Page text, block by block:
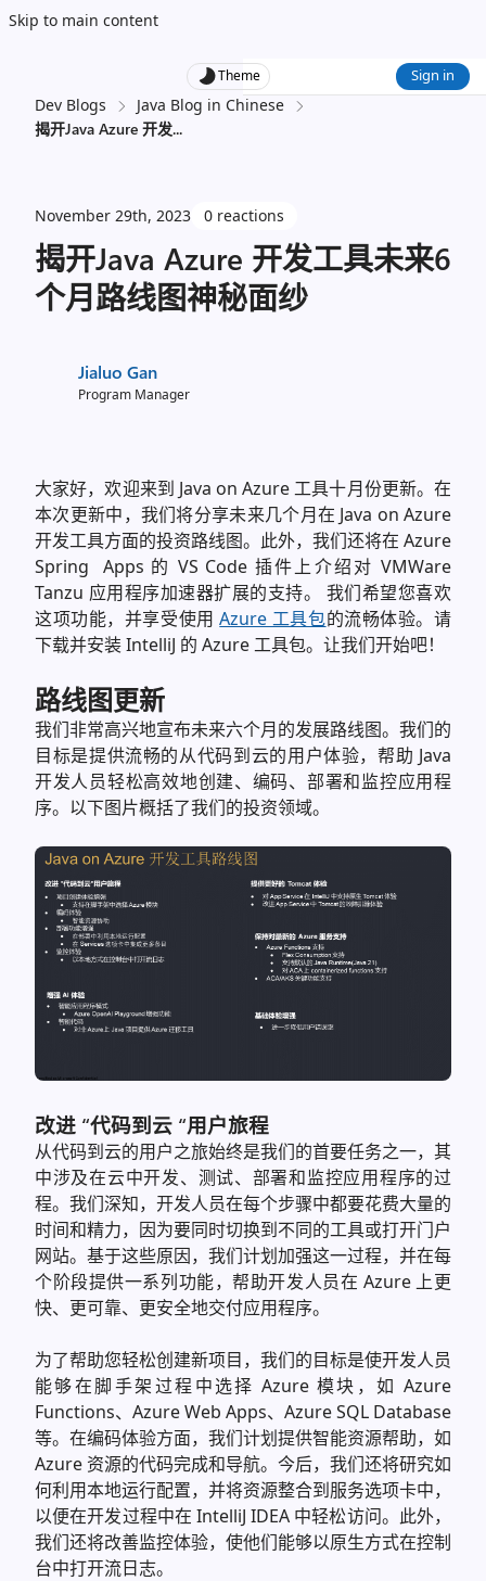
Skip to main content
Theme Sign in
Dev Blogs
Java Blog in Chinese
揭开Java Azure 开发...
November 29th, 2023 0 reactions
揭开Java Azure 开发工具未来6
个月路线图神秘面纱
Jialuo Gan
Program Manager
大家好，欢迎来到 Java on Azure 工具十月份更新。在
本次更新中，我们将分享未来几个月在 Java on Azure
开发工具方面的投资路线图。此外，我们还将在 Azure
Spring Apps 的 VS Code 插件上介绍对 VMWare
Tanzu 应用程序加速器扩展的支持。
我们希望您喜欢
这项功能，并享受使用Azure 工具包的流畅体验。请
下载并安装 IntelliJ 的 Azure 工具包。让我们开始吧！
路线图更新
我们非常高兴地宣布未来六个月的发展路线图。我们的
目标是提供流畅的从代码到云的用户体验，帮助 Java
开发人员轻松高效地创建、编码、部署和监控应用程
序。以下图片概括了我们的投资领域。
改进 “代码到云 “用户旅程
从代码到云的用户之旅始终是我们的首要任务之一，其
中涉及在云中开发、测试、部署和监控应用程序的过
程。我们深知，开发人员在每个步骤中都要花费大量的
时间和精力，因为要同时切换到不同的工具或打开门户
网站。基于这些原因，我们计划加强这一过程，并在每
个阶段提供一系列功能，帮助开发人员在 Azure 上更
快、更可靠、更安全地交付应用程序。
为了帮助您轻松创建新项目，我们的目标是使开发人员
能够在脚手架过程中选择 Azure 模块，如 Azure
Functions、Azure Web Apps、Azure SQL Database
等。在编码体验方面，我们计划提供智能资源帮助，如
Azure 资源的代码完成和导航。今后，我们还将研究如
何利用本地运行配置，并将资源整合到服务选项卡中，
以便在开发过程中在 IntelliJ IDEA 中轻松访问。此外，
我们还将改善监控体验，使他们能够以原生方式在控制
台中打开流日志。